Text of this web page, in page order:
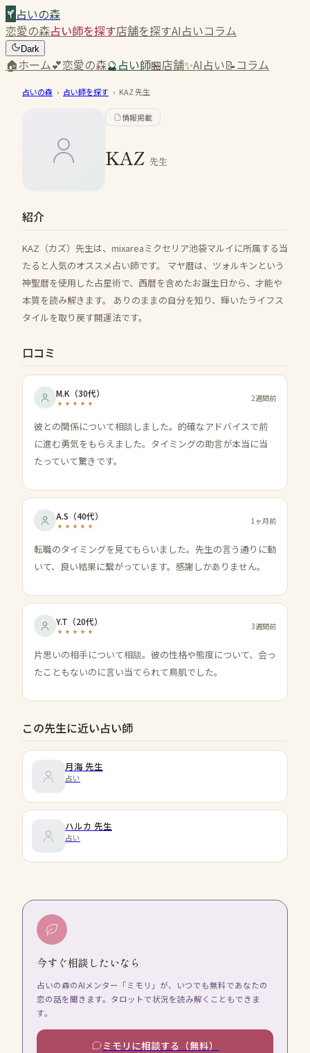
占いの森
恋愛の森占い師を探す店舗を探すAI占いコラム
Dark
🏠ホーム💕恋愛の森🔮占い師🏪店舗✨AI占い📝コラム
占いの森 › 占い師を探す › KAZ先生
情報掲載
KAZ 先生
紹介
KAZ（カズ）先生は、mixareaミクセリア池袋マルイに所属する当
たると人気のオススメ占い師です。 マヤ暦は、ツォルキンという
神聖暦を使用した占星術で、西暦を含めたお誕生日から、才能や
本質を読み解きます。 ありのままの自分を知り、輝いたライフス
タイルを取り戻す開運法です。
口コミ
M.K （30代） 2週間前
彼との関係について相談しました。的確なアドバイスで前
に進む勇気をもらえました。タイミングの助言が本当に当
たっていて驚きです。
A.S （40代） 1ヶ月前
転職のタイミングを見てもらいました。先生の言う通りに動
いて、良い結果に繋がっています。感謝しかありません。
Y.T （20代） 3週間前
片思いの相手について相談。彼の性格や態度について、会っ
たこともないのに言い当てられて鳥肌でした。
この先生に近い占い師
月海 先生
占い
ハルカ 先生
占い
今すぐ相談したいなら
占いの森のAIメンター「ミモリ」が、いつでも無料であなたの
恋の話を聞きます。タロットで状況を読み解くこともできま
す。
ミモリに相談する（無料）